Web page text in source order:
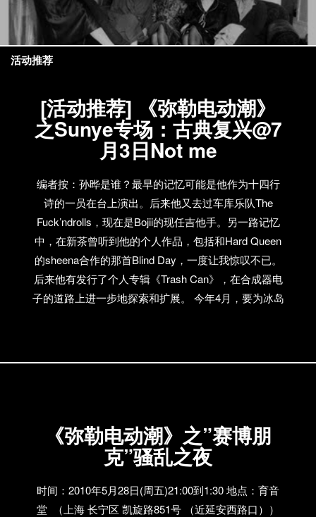
[活动推荐] 《弥勒电动潮》
之Sunye专场：古典复兴@7
月3日Not me
编者按：孙晔是谁？最早的记忆可能是他作为十四行
诗的一员在台上演出。后来他又去过车库乐队The
Fuck’ndrolls，现在是Bojii的现任吉他手。另一路记忆
中，在新茶曾听到他的个人作品，包括和Hard Queen
的sheena合作的那首Blind Day，一度让我惊叹不已。
后来他有发行了个人专辑《Trash Can》，在合成器电
子的道路上进一步地探索和扩展。 今年4月，要为冰岛
近衡山路) 参演艺人： Sunye/ DJ MHP /ConFirm-X /
VJ Sankin（来自MINI-E旗下C.D.G.E乐队） Kraftwerk
是谁？ (伸开左手，对正准备扔上来30个鸡蛋和20个没
喝完的啤酒瓶说) 等一下…等一下…电子乐的最牛X鼻
祖？对。 那你知道Kraftwerk成员的来头是什么？ 什
活动推荐
《弥勒电动潮》之”赛博朋
克”骚乱之夜
时间：2010年5月28日(周五)21:00到1:30 地点：育音
堂 （上海 长宁区 凯旋路851号 （近延安西路口））